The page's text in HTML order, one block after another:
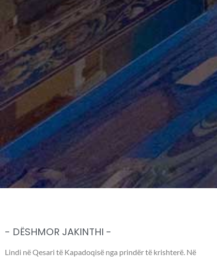
- DËSHMOR JAKINTHI -
Lindi në Qesari të Kapadoqisë nga prindër të krishterë. Në